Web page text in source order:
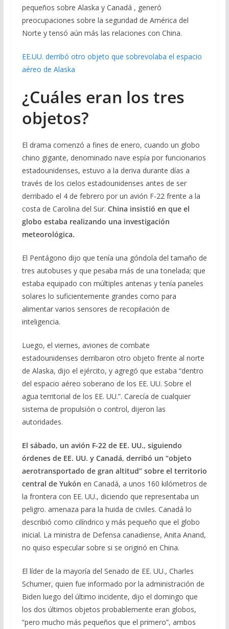
pequeños sobre Alaska y Canadá , generó
preocupaciones sobre la seguridad de América del
Norte y tensó aún más las relaciones con China.
EE.UU. derribó otro objeto que sobrevolaba el espacio
aéreo de Alaska
¿Cuáles eran los tres
objetos?
El drama comenzó a fines de enero, cuando un globo
chino gigante, denominado nave espía por funcionarios
estadounidenses, estuvo a la deriva durante días a
través de los cielos estadounidenses antes de ser
derribado el 4 de febrero por un avión F-22 frente a la
costa de Carolina del Sur. China insistió en que el
globo estaba realizando una investigación
meteorológica.
El Pentágono dijo que tenía una góndola del tamaño de
tres autobuses y que pesaba más de una tonelada; que
estaba equipado con múltiples antenas y tenía paneles
solares lo suficientemente grandes como para
alimentar varios sensores de recopilación de
inteligencia.
Luego, el viernes, aviones de combate
estadounidenses derribaron otro objeto frente al norte
de Alaska, dijo el ejército, y agregó que estaba “dentro
del espacio aéreo soberano de los EE. UU. Sobre el
agua territorial de los EE. UU.”. Carecía de cualquier
sistema de propulsión o control, dijeron las
autoridades.
El sábado, un avión F-22 de EE. UU., siguiendo
órdenes de EE. UU. y Canadá, derribó un “objeto
aerotransportado de gran altitud” sobre el territorio
central de Yukón en Canadá, a unos 160 kilómetros de
la frontera con EE. UU., diciendo que representaba un
peligro. amenaza para la huida de civiles. Canadá lo
describió como cilíndrico y más pequeño que el globo
inicial. La ministra de Defensa canadiense, Anita Anand,
no quiso especular sobre si se originó en China.
El líder de la mayoría del Senado de EE. UU., Charles
Schumer, quien fue informado por la administración de
Biden luego del último incidente, dijo el domingo que
los dos últimos objetos probablemente eran globos,
“pero mucho más pequeños que el primero”, ambos